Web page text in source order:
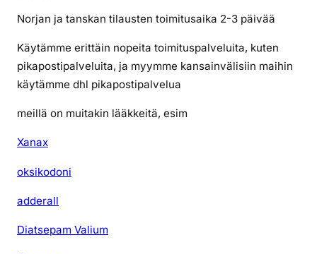
Norjan ja tanskan tilausten toimitusaika 2-3 päivää
Käytämme erittäin nopeita toimituspalveluita, kuten
pikapostipalveluita, ja myymme kansainvälisiin maihin
käytämme dhl pikapostipalvelua
meillä on muitakin lääkkeitä, esim
Xanax
oksikodoni
adderall
Diatsepam Valium